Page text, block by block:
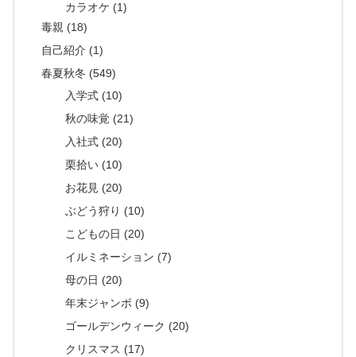
カラオケ (1)
毒親 (18)
自己紹介 (1)
春夏秋冬 (549)
入学式 (10)
秋の味覚 (21)
入社式 (20)
栗拾い (10)
お花見 (20)
ぶどう狩り (10)
こどもの日 (20)
イルミネーション (7)
母の日 (20)
年末ジャンボ (9)
ゴールデンウィーク (20)
クリスマス (17)